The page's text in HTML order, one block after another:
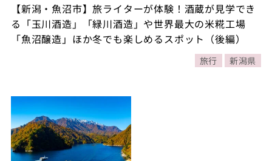
【新潟・魚沼市】旅ライターが体験！酒蔵が見学でき
る「玉川酒造」「緑川酒造」や世界最大の米糀工場
「魚沼醸造」ほか冬でも楽しめるスポット（後編）
旅行 新潟県